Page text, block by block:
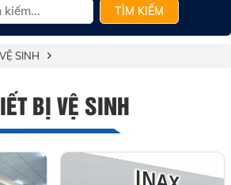
TÌM KIẾM
SINH
BỊ VỆ SINH